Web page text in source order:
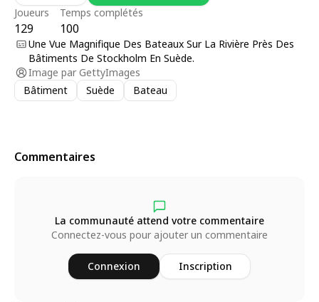
Joueurs
129
Temps complétés
100
Une Vue Magnifique Des Bateaux Sur La Rivière Près Des
Bâtiments De Stockholm En Suède.
Image par GettyImages
Bâtiment
Suède Bateau
Commentaires
La communauté attend votre commentaire
Connectez-vous pour ajouter un commentaire
Connexion Inscription